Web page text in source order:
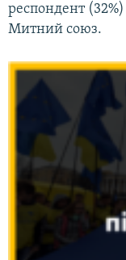
респондент (32%)
Митний союз.